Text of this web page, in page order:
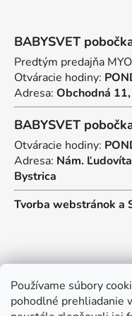
Používame súbory
pohodlné prehliadanie
BABYSVET
Predtým predajňa
Otváracie hodiny:
Adresa: Obchodná
BABYSVET
Otváracie hodiny:
Adresa: Nám.
Bystrica
Tvorba webstránok a
Kontakt